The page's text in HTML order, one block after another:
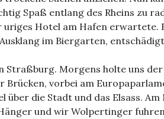
Spaß entlang des Rheins zu
Hotel am Hafen erwartete.
im Biergarten,
Morgens holte uns der
Brücken, vorbei am
die Stadt und das Elsass.
und wir Wolpertinger